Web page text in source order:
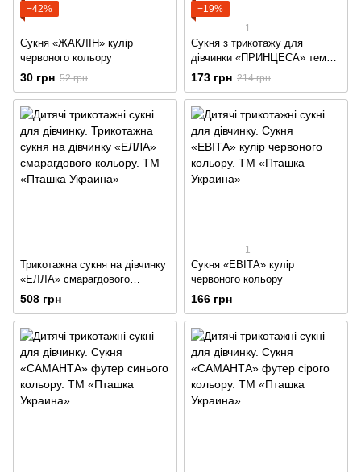
−42%
Сукня «ЖАКЛІН» кулір
червоного кольору
30 грн 52 грн
−19%
1
Сукня з трикотажу для
дівчинки «ПРИНЦЕСА» темно-
сірого кольору
173 грн 214 грн
Трикотажна сукня на дівчинку
«ЕЛЛА» смарагдового
кольору
508 грн
1
Сукня «ЕВІТА» кулір
червоного кольору
166 грн